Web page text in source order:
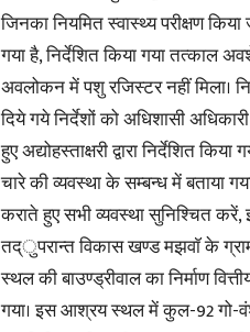
जिनका नियमित स्वास्थ्य परीक्षण
गया है, निर्देशित किया गया तत्काल
अवलोकन में पशु रजिस्टर नहीं मिला।
दिये गये निर्देशों को अधिशासी
हुए अद्योहस्ताक्षरी द्वारा निर्देशित
चारे की व्यवस्था के सम्बन्ध में बताया
कराते हुए सभी व्यवस्था सुनिश्चित करें,
तद्ुपरान्त विकास खण्ड मझवाॅ के
स्थल की बाउण्ड्रीवाल का निर्माण
गया। इस आश्रय स्थल में कुल-92 गो-